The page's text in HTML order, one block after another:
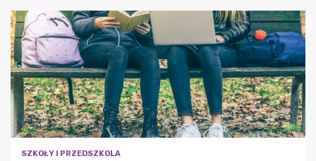
SZKOŁY I PRZEDSZKOLA